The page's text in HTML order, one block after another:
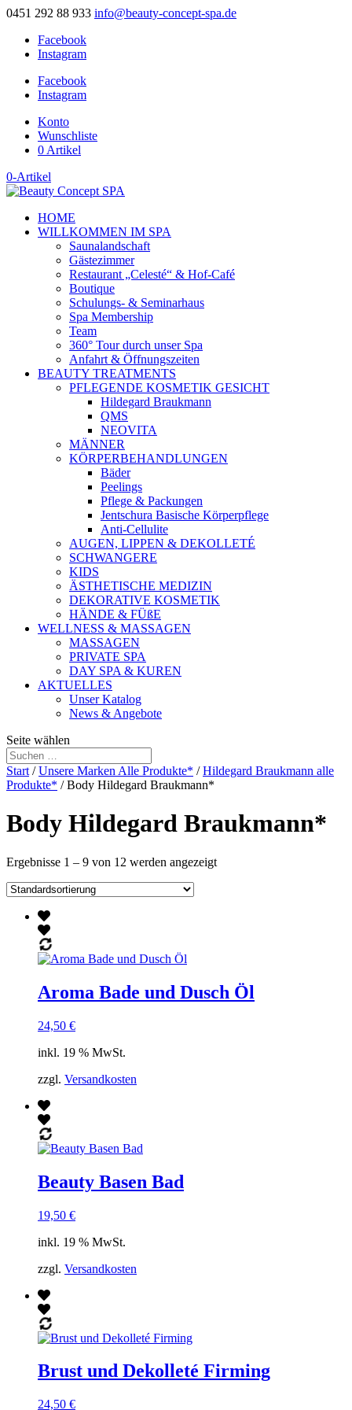
0451 292 88 933 info@beauty-concept-spa.de
Facebook
Instagram
Facebook
Instagram
Konto
Wunschliste
0 Artikel
0-Artikel
HOME
WILLKOMMEN IM SPA
Saunalandschaft
Gästezimmer
Restaurant „Celesté“ & Hof-Café
Boutique
Schulungs- & Seminarhaus
Spa Membership
Team
360° Tour durch unser Spa
Anfahrt & Öffnungszeiten
BEAUTY TREATMENTS
PFLEGENDE KOSMETIK GESICHT
Hildegard Braukmann
QMS
NEOVITA
MÄNNER
KÖRPERBEHANDLUNGEN
Bäder
Peelings
Pflege & Packungen
Jentschura Basische Körperpflege
Anti-Cellulite
AUGEN, LIPPEN & DEKOLLETÉ
SCHWANGERE
KIDS
ÄSTHETISCHE MEDIZIN
DEKORATIVE KOSMETIK
HÄNDE & FÜßE
WELLNESS & MASSAGEN
MASSAGEN
PRIVATE SPA
DAY SPA & KUREN
AKTUELLES
Unser Katalog
News & Angebote
Seite wählen
Start /Unsere Marken Alle Produkte* /Hildegard Braukmann alle
Produkte* / Body Hildegard Braukmann*
Body Hildegard Braukmann*
Ergebnisse 1 – 9 von 12 werden angezeigt
Aroma Bade und Dusch Öl
24,50 €
inkl. 19 % MwSt.
zzgl. Versandkosten
Beauty Basen Bad
19,50 €
inkl. 19 % MwSt.
zzgl. Versandkosten
Brust und Dekolleté Firming
24,50 €